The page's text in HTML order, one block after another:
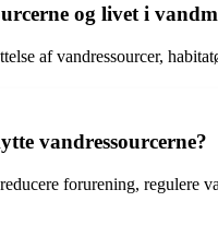
og livet i
af vandressourcer,
vandressourcerne?
forurening, regulere